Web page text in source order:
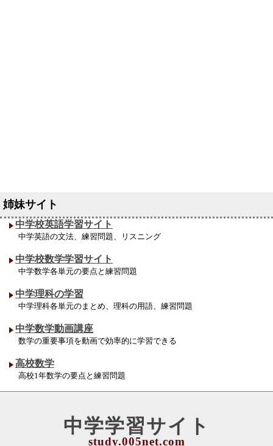
中学校英語学習サイト
中学英語の文法、練習問題、リスニング
中学校数学学習サイト
中学数学各単元の要点と練習問題
中学理科の学習
中学理科各単元のまとめ、理科の用語、練習問題
中学数学動画講座
数学の重要事項を動画で効率的に学習できる
高校数学
高校1年数学の要点と練習問題
中学学習サイト